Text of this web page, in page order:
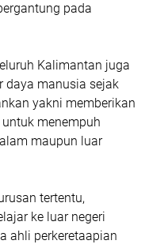
pada
Kalimantan juga
daya manusia sejak
yakni memberikan
menempuh
maupun luar
tertentu,
ke luar negeri
ahli perkeretaapian